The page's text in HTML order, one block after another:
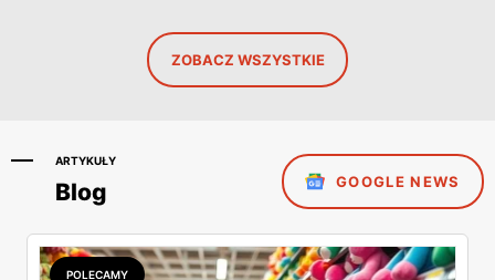
ZOBACZ WSZYSTKIE
ARTYKUŁY
Blog GOOGLE NEWS
POLECAMY